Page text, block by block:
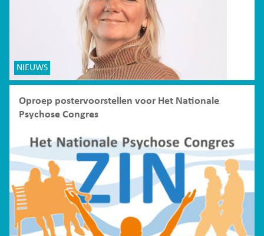
NIEUWS
Oproep postervoorstellen voor Het Nationale
Psychose Congres